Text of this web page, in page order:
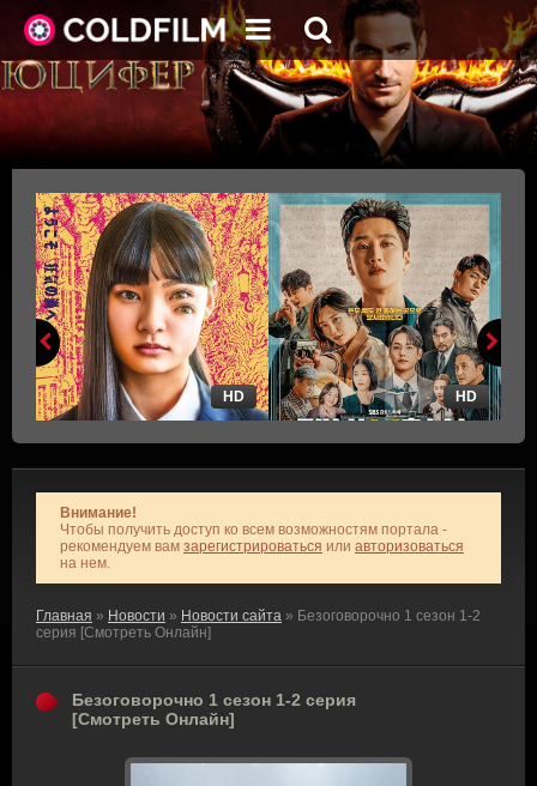
HD HD
Внимание!
Чтобы получить доступ ко всем возможностям портала -
рекомендуем вам зарегистрироваться или авторизоваться
на нем.
Главная » Новости » Новости сайта » Безоговорочно 1 сезон 1-2
серия [Смотреть Онлайн]
Безоговорочно 1 сезон 1-2 серия
[Смотреть Онлайн]